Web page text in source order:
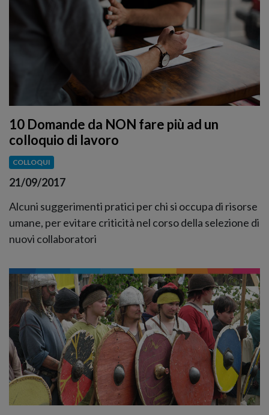
10 Domande da NON fare più ad un
colloquio di lavoro
COLLOQUI
21/09/2017
Alcuni suggerimenti pratici per chi si occupa di risorse
umane, per evitare criticità nel corso della selezione di
nuovi collaboratori